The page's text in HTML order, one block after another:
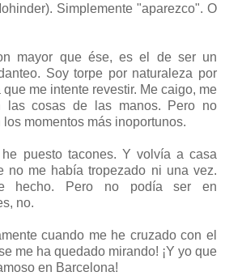
Simplemente "aparezco". O
mayor que ése, es el de ser un
Soy torpe por naturaleza por
me intente revestir. Me caigo, me
las cosas de las manos. Pero no
momentos más inoportunos.
puesto tacones. Y volvía a casa
no me había tropezado ni una vez.
hecho. Pero no podía ser en
no.
cuando me he cruzado con el
me ha quedado mirando! ¡Y yo que
en Barcelona!